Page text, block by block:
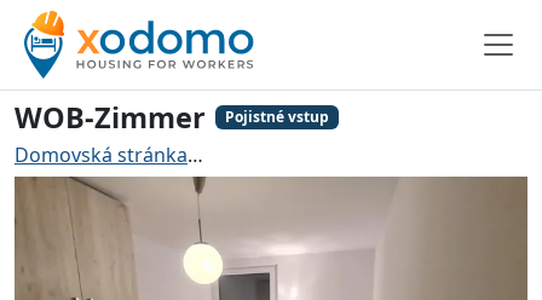
WOB-Zimmer Pojistné vstup
Domovská stránka